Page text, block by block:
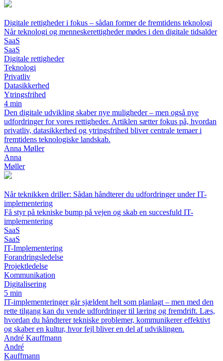
Digitale rettigheder i fokus – sådan former de fremtidens teknologi
Når teknologi og menneskerettigheder mødes i den digitale tidsalder
SaaS
SaaS
Digitale rettigheder
Teknologi
Privatliv
Datasikkerhed
Ytringsfrihed
4 min
Den digitale udvikling skaber nye muligheder – men også nye
udfordringer for vores rettigheder. Artiklen sætter fokus på, hvordan
privatliv, datasikkerhed og ytringsfrihed bliver centrale temaer i
fremtidens teknologiske landskab.
Anna Møller
Anna
Møller
Når teknikken driller: Sådan håndterer du udfordringer under IT-
implementering
Få styr på tekniske bump på vejen og skab en succesfuld IT-
implementering
SaaS
SaaS
IT-Implementering
Forandringsledelse
Projektledelse
Kommunikation
Digitalisering
5 min
IT-implementeringer går sjældent helt som planlagt – men med den
rette tilgang kan du vende udfordringer til læring og fremdrift. Læs,
hvordan du håndterer tekniske problemer, kommunikerer effektivt
og skaber en kultur, hvor fejl bliver en del af udviklingen.
André Kauffmann
André
Kauffmann